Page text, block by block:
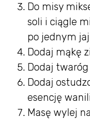
Do misy
soli i ciągle
po jednym
Dodaj mąkę
Dodaj
Dodaj
esencję
Masę wylej